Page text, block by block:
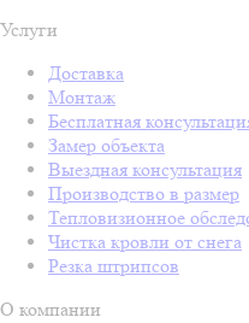
Услуги
Доставка
Монтаж
Бесплатная
Замер объекта
Выездная консультация
Производство в размер
Тепловизионное
Чистка кровли от снега
Резка штрипсов
О компании